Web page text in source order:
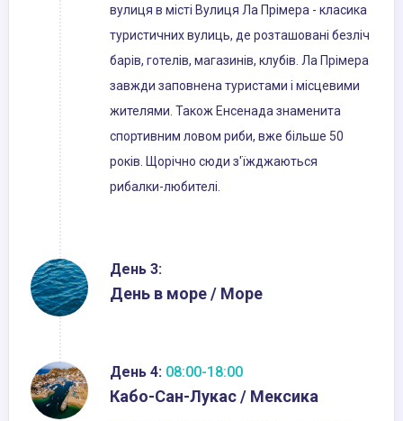
вулиця в місті Вулиця Ла Прімера - класика
туристичних вулиць, де розташовані безліч
барів, готелів, магазинів, клубів. Ла Прімера
завжди заповнена туристами і місцевими
жителями. Також Енсенада знаменита
спортивним ловом риби, вже більше 50
років. Щорічно сюди з'їжджаються
рибалки-любителі.
День 3:
День в море / Море
День 4: 08:00-18:00
Кабо-Сан-Лукас / Мексика